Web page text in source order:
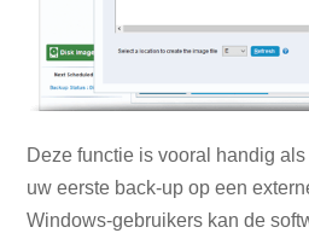
Deze functie is vooral handig
uw eerste back-up op een
Windows-gebruikers kan de